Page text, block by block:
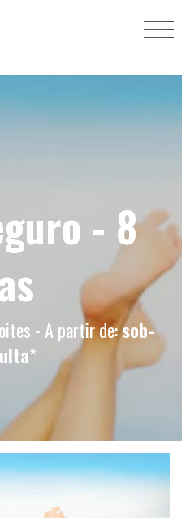
- 8
- A partir de:sob-
*